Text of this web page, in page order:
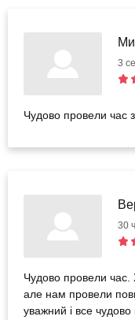
3
Чудово провели час
30
Чудово провели час.
але нам провели
уважний і все